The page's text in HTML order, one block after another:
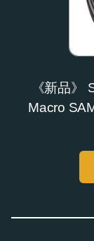
《新品》
Macro